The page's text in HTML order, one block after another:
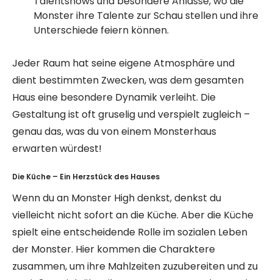
Monster ihre Talente zur Schau stellen und ihre
Unterschiede feiern können.
Jeder Raum hat seine eigene Atmosphäre und
dient bestimmten Zwecken, was dem gesamten
Haus eine besondere Dynamik verleiht. Die
Gestaltung ist oft gruselig und verspielt zugleich –
genau das, was du von einem Monsterhaus
erwarten würdest!
Die Küche – Ein Herzstück des Hauses
Wenn du an Monster High denkst, denkst du
vielleicht nicht sofort an die Küche. Aber die Küche
spielt eine entscheidende Rolle im sozialen Leben
der Monster. Hier kommen die Charaktere
zusammen, um ihre Mahlzeiten zuzubereiten und zu